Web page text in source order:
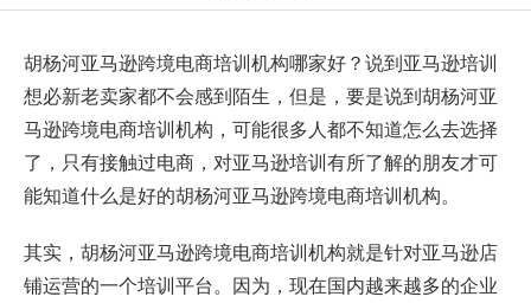
胡杨河亚马逊跨境电商培训机构哪家好？说到亚马逊培训
想必新老卖家都不会感到陌生，但是，要是说到胡杨河亚
马逊跨境电商培训机构，可能很多人都不知道怎么去选择
了，只有接触过电商，对亚马逊培训有所了解的朋友才可
能知道什么是好的胡杨河亚马逊跨境电商培训机构。
其实，胡杨河亚马逊跨境电商培训机构就是针对亚马逊店
铺运营的一个培训平台。因为，现在国内越来越多的企业